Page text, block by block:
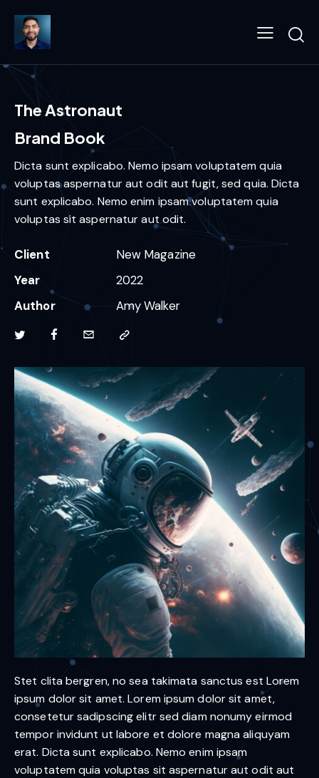
The Astronaut
Stet clita bergren, no sea takimata sanctus est Lorem
ipsum dolor sit amet. Lorem ipsum dolor sit amet,
consetetur sadipscing elitr sed diam nonumy eirmod
tempor invidunt ut labore et dolore magna aliquyam
erat. Dicta sunt explicabo. Nemo enim ipsam
voluptatem quia voluptas sit aspernatur aut odit aut
Brand Book
Dicta sunt explicabo. Nemo ipsam voluptatem quia
voluptas aspernatur aut odit aut fugit, sed quia. Dicta
sunt explicabo. Nemo enim ipsam voluptatem quia
voluptas sit aspernatur aut odit.
Client
New Magazine
Year
2022
Author
Amy Walker